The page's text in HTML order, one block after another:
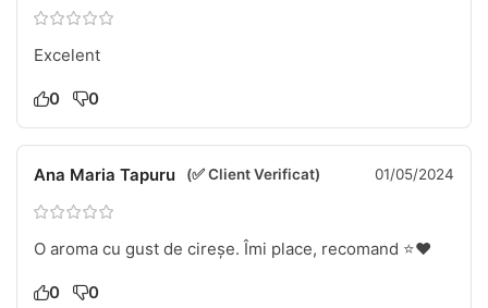
Excelent
0 0
Ana Maria Tapuru (✅ Client Verificat) 01/05/2024
O aroma cu gust de cireșe. Îmi place, recomand ⭐❤️
0 0